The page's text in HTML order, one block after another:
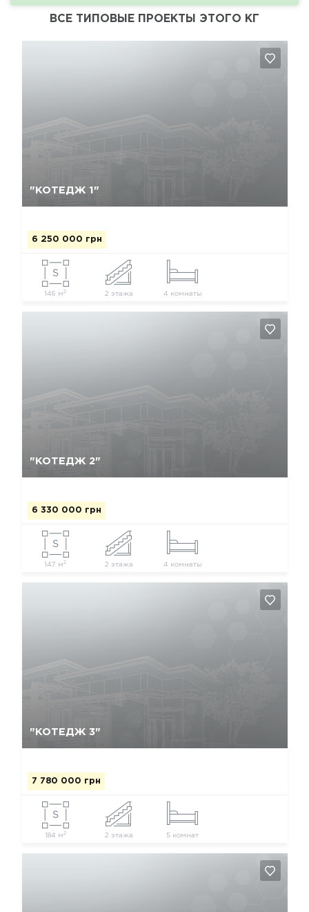
ВСЕ ТИПОВЫЕ ПРОЕКТЫ ЭТОГО КГ
"КОТЕДЖ 1"
6 250 000 грн
146 м 2 2 этажа 4 комнаты
"КОТЕДЖ 2"
6 330 000 грн
147 м 2 2 этажа 4 комнаты
"КОТЕДЖ 3"
7 780 000 грн
184 м 2 2 этажа 5 комнат